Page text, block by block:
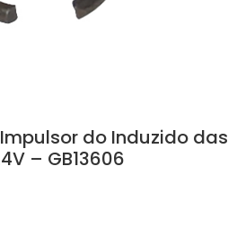
do Induzido das
– GB13606